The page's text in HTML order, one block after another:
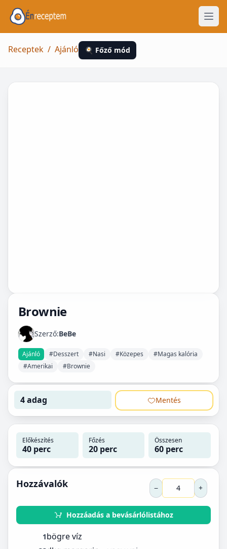
Receptek / Ajánló 🍳 Főző mód
Brownie
Szerző:BeBe
Ajánló #Desszert #Nasi #Közepes
#Magas kalória
#Amerikai
#Brownie
4 adag Mentés
Előkészítés
40 perc
Főzés
20 perc
Összesen
60 perc
Hozzávalók − +
Hozzáadás a bevásárlólistához
1bögre víz